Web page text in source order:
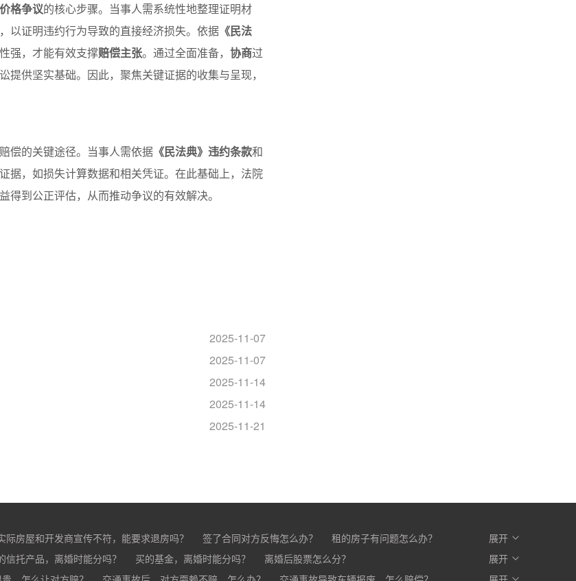
格争议的核心步骤。当事人需系统性地整理证明材
以证明违约行为导致的直接经济损失。依据 《民法
强，才能有效支撑赔偿主张。通过全面准备， 协商过
供坚实基础。因此，聚焦关键证据的收集与呈现，
赔偿的关键途径。当事人需依据 《民法典》违约条款和
据，如损失计算数据和相关凭证。在此基础上，法院
得到公正评估，从而推动争议的有效解决。
2025-11-07
2025-11-07
2025-11-14
2025-11-14
2025-11-21
际房屋和开发商宣传不符，能要求退房吗？ 签了合同对方反悔怎么办？
租的房子有问题怎么办？
有问题怎么办？ 买家跳单怎么办？ 购买的房子有抵押怎么办？ 开发商不交房怎么办?
展开
信托产品，离婚时能分吗？ 买的基金，离婚时能分吗？
离婚后股票怎么分？
展开